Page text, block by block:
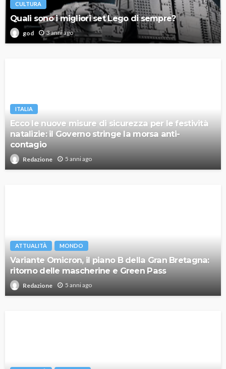
CULTURA
Quali sono i migliori set Lego di sempre?
god 3 anni ago
ITALIA
Ecco le nuove misure di sicurezza per le festività
natalizie: il Governo stringe la morsa anti-
contagio
Redazione 5 anni ago
ATTUALITÀ MONDO
Variante Omicron, il piano B della Gran Bretagna:
ritorno delle mascherine e Green Pass
Redazione 5 anni ago